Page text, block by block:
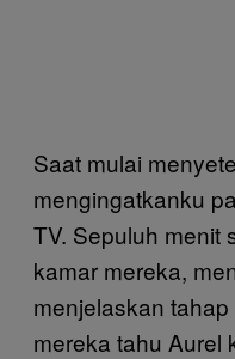
Saat mulai
mengingatkanku
TV. Sepuluh menit
kamar mereka,
menjelaskan
mereka tahu Aurel